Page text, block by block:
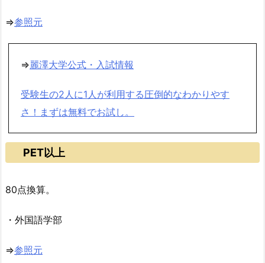
⇒参照元
⇒麗澤大学公式・入試情報
受験生の2人に1人が利用する圧倒的なわかりやす
さ！まずは無料でお試し。
PET以上
80点換算。
・外国語学部
⇒参照元